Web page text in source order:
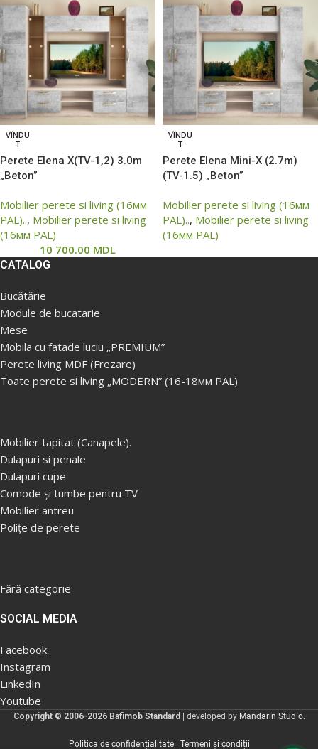
VÎNDU
T
Perete Elena X(TV-1,2) 3.0m
„Beton”
Mobilier perete si living (16мм
PAL).., Mobilier perete si living
(16мм PAL)
10 700.00 MDL
VÎNDU
T
Perete Elena Mini-X (2.7m)
(TV-1.5) „Beton”
Mobilier perete si living (16мм
PAL).., Mobilier perete si living
(16мм PAL)
CATALOG
Bucătărie
Module de bucatarie
Mese
Mobila cu fatade luciu „PREMIUM”
Perete living MDF (Frezare)
Toate perete si living „MODERN” (16-18мм PAL)
Mobilier tapitat (Canapele).
Dulapuri si penale
Dulapuri cupe
Comode și tumbe pentru TV
Mobilier antreu
Polițe de perete
Fără categorie
SOCIAL MEDIA
Facebook
Instagram
LinkedIn
Youtube
Copyright © 2006-2026 Bafimob Standard | developed by Mandarin Studio.
Politica de confidențialitate| Termeni și condiții